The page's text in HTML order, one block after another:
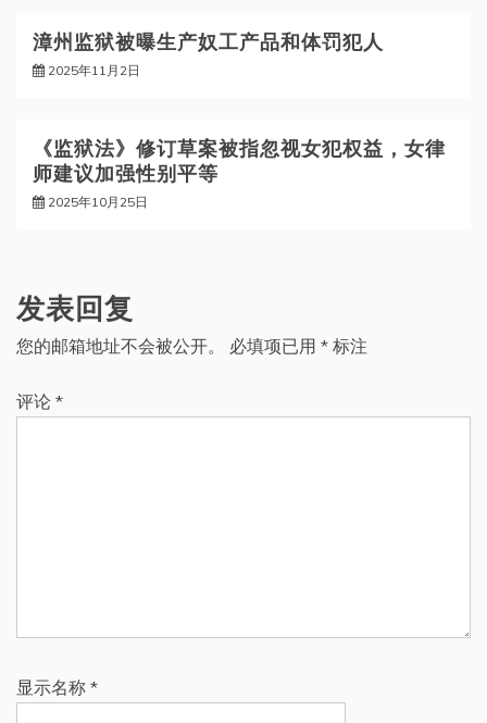
漳州监狱被曝生产奴工产品和体罚犯人
2025年11月2日
《监狱法》修订草案被指忽视女犯权益，女律
师建议加强性别平等
2025年10月25日
发表回复
您的邮箱地址不会被公开。 必填项已用 * 标注
评论 *
显示名称 *